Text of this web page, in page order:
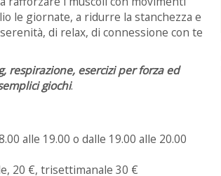
le giornate, a ridurre la stanchezza e
di relax, di connessione con te
respirazione, esercizi per forza ed
giochi.
alle 19.00 o dalle 19.00 alle 20.00
20 €, trisettimanale 30 €